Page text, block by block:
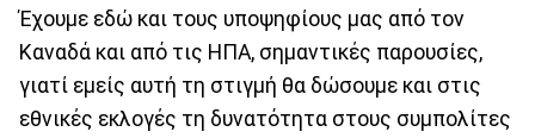
Έχουμε εδώ και τους υποψηφίους μας από τον
Καναδά και από τις ΗΠΑ, σημαντικές παρουσίες,
γιατί εμείς αυτή τη στιγμή θα δώσουμε και στις
εθνικές εκλογές τη δυνατότητα στους συμπολίτες